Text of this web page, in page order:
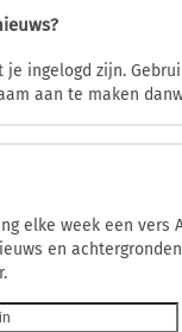
je ingelogd zijn.
aan te maken
elke week een vers
en